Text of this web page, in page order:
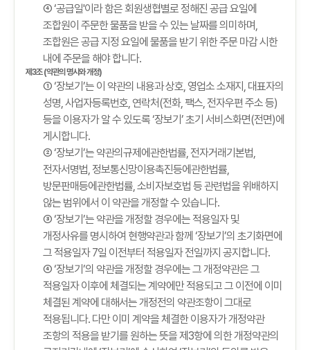
④ ‘공급일'이라 함은 회원생협별로 정해진 공급 요일에
조합원이 주문한 물품을 받을 수 있는 날짜를 의미하며,
조합원은 공급 지정 요일에 물품을 받기 위한 주문 마감 시한
내에 주문을 해야 합니다.
제3조 (약관의 명시와 개정)
① ‘장보기’는 이 약관의 내용과 상호, 영업소 소재지, 대표자의
성명, 사업자등록번호, 연락처(전화, 팩스, 전자우편 주소 등)
등을 이용자가 알 수 있도록 ‘장보기’ 초기 서비스화면(전면)에
게시합니다.
② ‘장보기’는 약관의규제에관한법률, 전자거래기본법,
전자서명법, 정보통신망이용촉진등에관한법률,
방문판매등에관한법률, 소비자보호법 등 관련법을 위배하지
않는 범위에서 이 약관을 개정할 수 있습니다.
③ ‘장보기’는 약관을 개정할 경우에는 적용일자 및
개정사유를 명시하여 현행약관과 함께 ‘장보기’의 초기화면에
그 적용일자 7일 이전부터 적용일자 전일까지 공지합니다.
④ ‘장보기’의 약관을 개정할 경우에는 그 개정약관은 그
적용일자 이후에 체결되는 계약에만 적용되고 그 이전에 이미
체결된 계약에 대해서는 개정전의 약관조항이 그대로
적용됩니다. 다만 이미 계약을 체결한 이용자가 개정약관
조항의 적용을 받기를 원하는 뜻을 제3항에 의한 개정약관의